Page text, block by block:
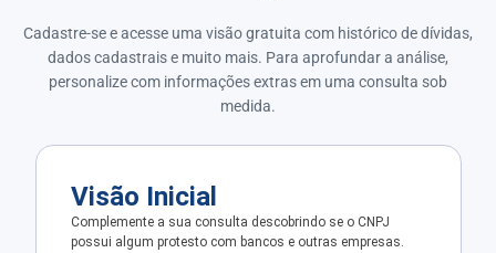
Cadastre-se e acesse uma visão gratuita com histórico de dívidas,
dados cadastrais e muito mais. Para aprofundar a análise,
personalize com informações extras em uma consulta sob
medida.
Visão Inicial
Complemente a sua consulta descobrindo se o CNPJ
possui algum protesto com bancos e outras empresas.